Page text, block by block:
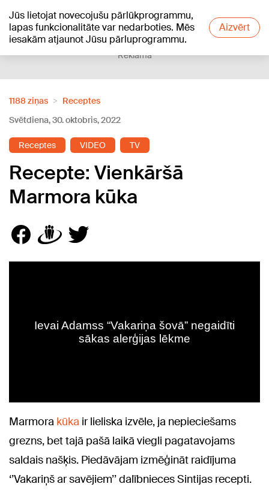
Jūs lietojat novecojušu pārlūkprogrammu,
lapas funkcionalitāte var nedarboties. Mēs
iesakām atjaunot Jūsu pārluprogrammu.
Aizvērt
+18°C
Reklāma
1188 ziņas
Receptes
Svētdiena, 30. oktobris, 2022
Receptes VIDEO TV
Recepte: Vienkāršā
Marmora kūka
Marmora kūka ir lieliska izvēle, ja nepieciešams
grezns, bet tajā pašā laikā viegli pagatavojams
saldais našķis. Piedāvājam izmēģināt raidījuma
‘’Vakariņš ar savējiem’’ dalībnieces Sintijas recepti.